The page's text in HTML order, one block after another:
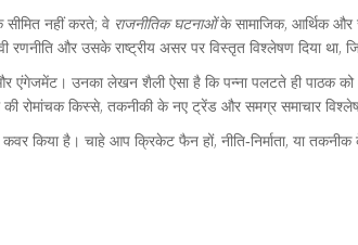
नहीं करते; वे राजनीतिक घटनाओंके सामाजिक, आर्थिक और
और उसके राष्ट्रीय असर पर विस्तृत विश्लेषण दिया था,
एंगेजमेंट। उनका लेखन शैली ऐसा है कि पन्ना पलटते ही पाठक
की रोमांचक किस्से, तकनीकी के नए ट्रेंड और समग्र समाचार
किया है। चाहे आप क्रिकेट फैन हों, नीति‑निर्माता, या